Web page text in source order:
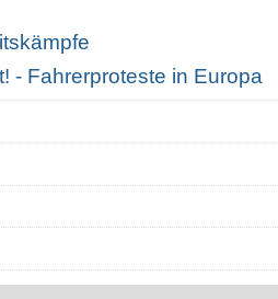
- Fahrerproteste in Europa